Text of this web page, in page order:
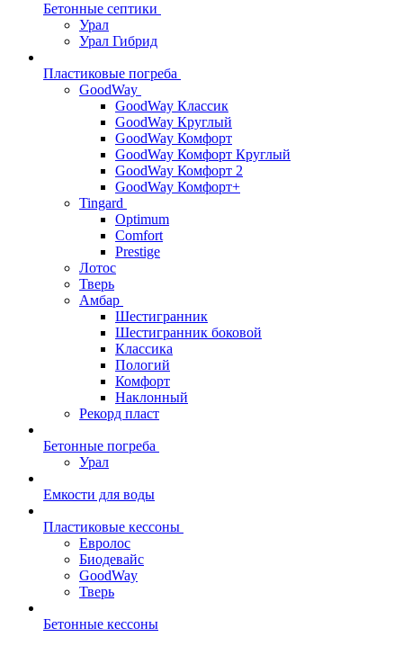
Бетонные септики
Урал
Урал Гибрид
Пластиковые погреба
GoodWay
GoodWay Классик
GoodWay Круглый
GoodWay Комфорт
GoodWay Комфорт Круглый
GoodWay Комфорт 2
GoodWay Комфорт+
Tingard
Optimum
Comfort
Prestige
Лотос
Тверь
Амбар
Шестигранник
Шестигранник боковой
Классика
Пологий
Комфорт
Наклонный
Рекорд пласт
Бетонные погреба
Урал
Емкости для воды
Пластиковые кессоны
Евролос
Биодевайс
GoodWay
Тверь
Бетонные кессоны